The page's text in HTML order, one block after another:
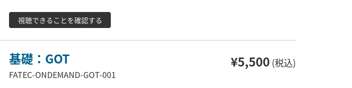
視聴できることを確認する
基礎：GOT
FATEC-ONDEMAND-GOT-001
¥5,500 (税込)